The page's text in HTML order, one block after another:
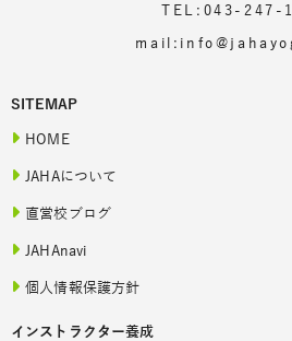
TEL:043-247-
SITEMAP
HOME
JAHAについて
直営校ブログ
JAHAnavi
個人情報保護方針
インストラクター養成